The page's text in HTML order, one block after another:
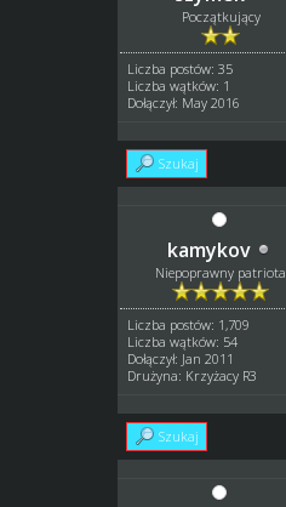
Początkujący
Liczba postów: 35
Liczba wątków: 1
Dołączył: May 2016
Szukaj
kamykov
Niepoprawny patriota
Liczba postów: 1,709
Liczba wątków: 54
Dołączył: Jan 2011
Drużyna: Krzyżacy R3
Szukaj